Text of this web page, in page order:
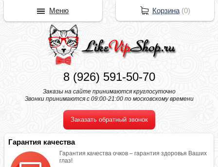
8 (926) 591-50-70
Заказы на сайте принимаются круглосуточно
Звонки принимаются с 09:00-21:00 по московскому времени
Заказать обратный звонок
Гарантия качества
Гарантия качества очков – гарантия здоровья Ваших
глаз!
Корзина(0)
Меню